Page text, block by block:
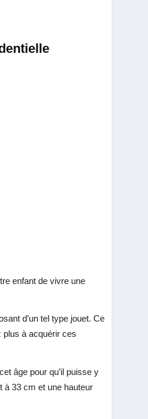
enfant de vivre une
d’un tel type jouet. Ce
plus à acquérir ces
âge pour qu’il puisse y
à 33 cm et une hauteur